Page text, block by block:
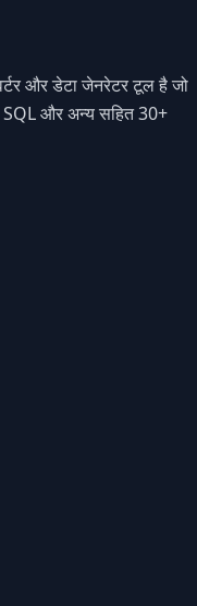
और डेटा जेनरेटर टूल है जो
और अन्य सहित 30+